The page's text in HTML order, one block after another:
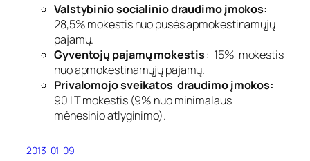
Valstybinio socialinio draudimo įmokos:
28,5% mokestis nuo pusės apmokestinamųjų
pajamų.
Gyventojų pajamų mokestis: 15% mokestis
nuo apmokestinamųjų pajamų.
Privalomojo sveikatos draudimo įmokos:
90 LT mokestis (9% nuo minimalaus
mėnesinio atlyginimo).
2013-01-09